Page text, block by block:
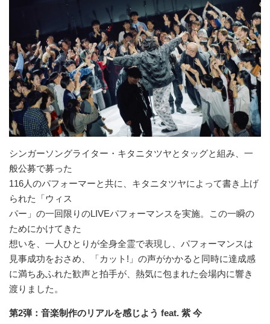
シンガーソングライター・キタニタツヤとタッグと組み、一
般公募で募った
116人のパフォーマーと共に、キタニタツヤによって書き上げ
られた「ウィス
パー」の一回限りのLIVEパフォーマンスを実施。この一瞬の
ためにかけてきた
想いを、一人ひとりが全身全霊で表現し、パフォーマンスは
見事成功をおさめ、「カット!」の声がかかると同時に達成感
に満ちあふれた歓声と拍手が、熱気に包まれた会場内に響き
渡りました。
第2弾：音楽制作のリアルを感じよう feat. 紫 今